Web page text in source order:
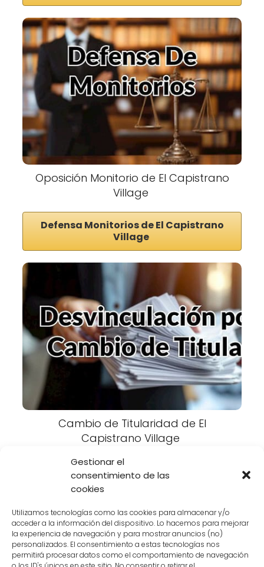
Gestionar el
consentimiento de las
cookies
Utilizamos tecnologías como las cookies para almacenar y/o
acceder a la información del dispositivo. Lo hacemos para mejorar
la experiencia de navegación y para mostrar anuncios (no)
personalizados. El consentimiento a estas tecnologías nos
permitirá procesar datos como el comportamiento de navegación
Oposición Monitorio de El Capistrano
Village
Defensa Monitorios de El Capistrano
Village
Cambio de Titularidad de El
Capistrano Village
cambio de titularidad
El Capistrano Village